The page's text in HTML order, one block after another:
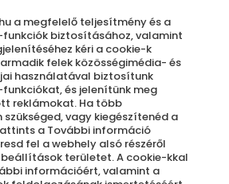
és canyoning: az
a természet sűrűjében,
sok nevetés és izgalom
ki szeretnének egy rövid
a hétköznapok
vadvízi evezés igazán
lehet barátokkal, családdal
Egy ilyen program
a megfelelő teljesítmény és a
biztosításához, valamint
kéri a cookie-k
felek közösségimédia- és
használatával biztosítunk
és jelenítünk meg
reklámokat. Ha több
vagy kiegészítenéd a
a További információ
fel a webhely alsó részéről
területet. A cookie-kkal
információért, valamint a